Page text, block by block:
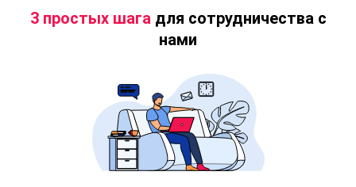
3 простых шагадля сотрудничества с
нами